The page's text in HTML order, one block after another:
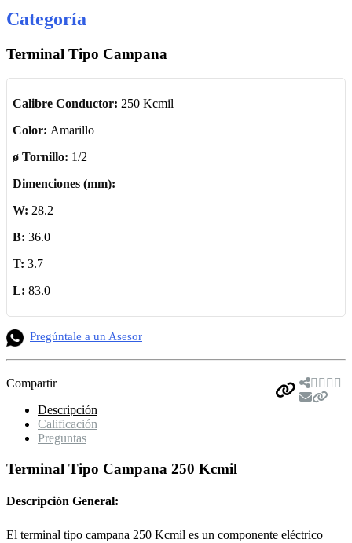
Categoría
Terminal Tipo Campana
Calibre Conductor: 250 Kcmil
Color: Amarillo
ø Tornillo: 1/2
Dimenciones (mm):
W: 28.2
B: 36.0
T: 3.7
L: 83.0
Pregúntale a un Asesor
Compartir
Descripción
Calificación
Preguntas
Terminal Tipo Campana 250 Kcmil
Descripción General:
El terminal tipo campana 250 Kcmil es un componente eléctrico